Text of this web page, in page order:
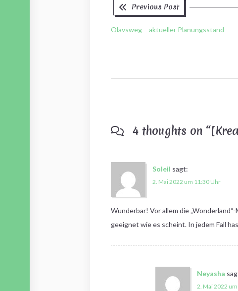
Beitragsnavigation
Previous Post
Olavsweg – aktueller Planungsstand
4 thoughts on “
Soleil sagt:
2. Mai 2022 um 11:30 Uhr
Wunderbar! Vor allem die
geeignet wie es scheint. In jedem Fall
Neyasha
2. Mai 2022